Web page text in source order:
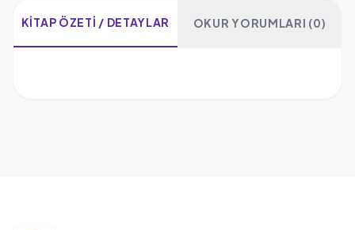
KITAP ÖZETI / DETAYLAR OKUR YORUMLARI (0)